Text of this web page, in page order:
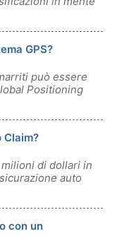
GPS?
può essere
Positioning
Claim?
di dollari in
auto
con un